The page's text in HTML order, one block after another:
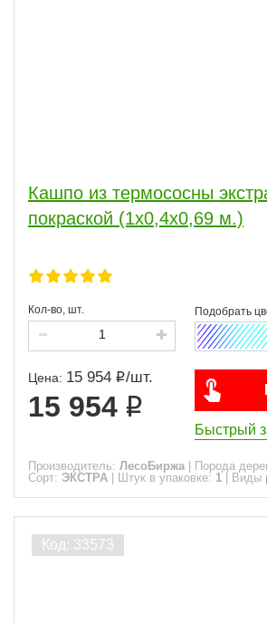
Кашпо из термососны
покраской (1х0,4х0,69 м.)
Кол-во, шт.
Цена: 15 954 /шт.
15 954
Быстрый
Производитель: ЛесоБиржа Порода
Сорт: ЭКСТРА Штук в упаковке: 1 Виды